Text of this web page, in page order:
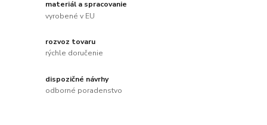
materiál a spracovanie
vyrobené v EU
rozvoz tovaru
rýchle doručenie
dispozičné návrhy
odborné poradenstvo